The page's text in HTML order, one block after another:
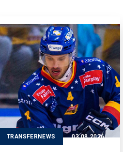
TRANSFERNEWS 03.08.2026